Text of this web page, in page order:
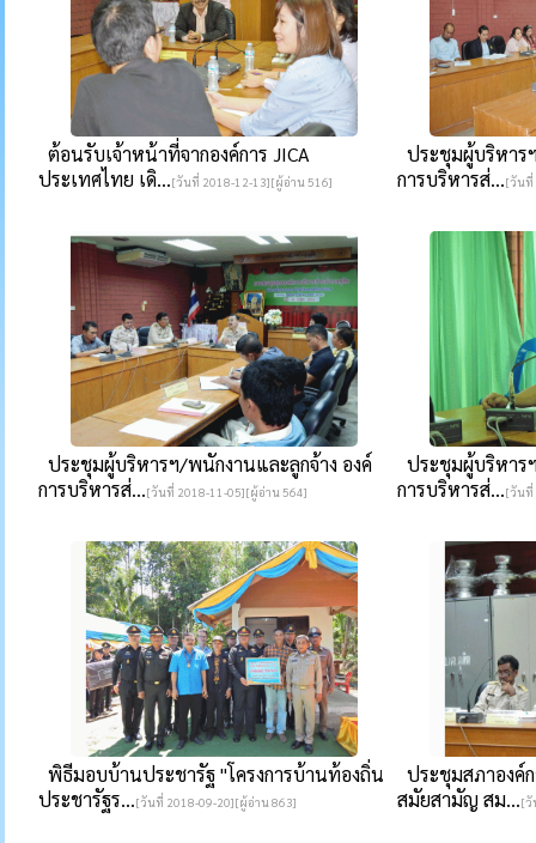
ต้อนรับเจ้าหน้าที่จากองค์การ JICA
ประเทศไทย เดิ...[วันที่ 2018-12-13][ผู้อ่าน 516]
ประชุมผู้บริหาร
การบริหารส่...[วันที่
ประชุมผู้บริหารฯ/พนักงานและลูกจ้าง องค์
การบริหารส่...[วันที่ 2018-11-05][ผู้อ่าน 564]
ประชุมผู้บริหาร
การบริหารส่...[วันที่
พิธีมอบบ้านประชารัฐ "โครงการบ้านท้องถิ่น
ประชารัฐร...[วันที่ 2018-09-20][ผู้อ่าน 863]
ประชุมสภาองค์
สมัยสามัญ สม...[วั